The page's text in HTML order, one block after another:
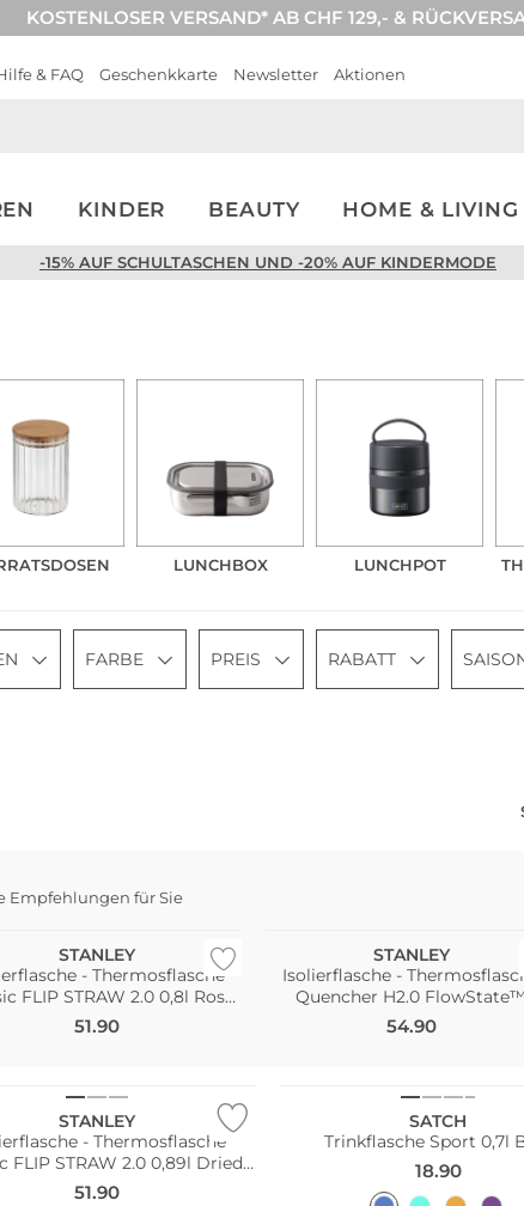
KOSTENLOSER VERSAND* AB CHF 129,- &
& FAQ Geschenkkarte Newsletter Aktionen
KINDER BEAUTY HOME & LIVING
-15% AUF SCHULTASCHEN UND -20% AUF KINDERMODE
LUNCHBOX LUNCHPOT
FARBE PREIS RABATT
Empfehlungen für Sie
STANLEY
- Thermosflasche
FLIP STRAW 2.0 0,8l Rose
Quartz
51.90
STANLEY
Isolierflasche -
Quencher H2.0
Tumbler 1,2L Rose Quartz
54.90
STANLEY
- Thermosflasche
FLIP STRAW 2.0 0,89l Dried
Pine
51.90
SATCH
Trinkflasche Sport 0,7l
18.90